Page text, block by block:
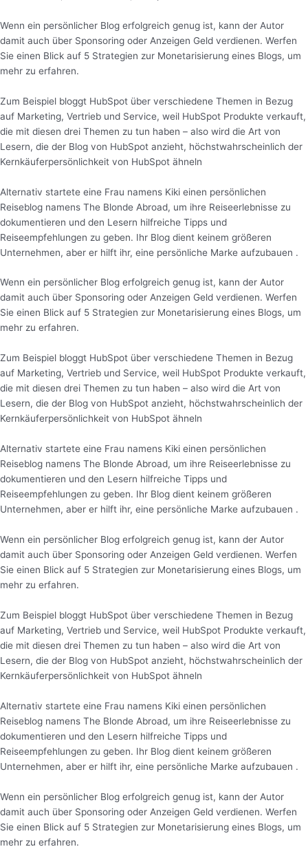
Wenn ein persönlicher Blog erfolgreich genug ist, kann der Autor
damit auch über Sponsoring oder Anzeigen Geld verdienen. Werfen
Sie einen Blick auf 5 Strategien zur Monetarisierung eines Blogs, um
mehr zu erfahren.
Zum Beispiel bloggt HubSpot über verschiedene Themen in Bezug
auf Marketing, Vertrieb und Service, weil HubSpot Produkte verkauft,
die mit diesen drei Themen zu tun haben – also wird die Art von
Lesern, die der Blog von HubSpot anzieht, höchstwahrscheinlich der
Kernkäuferpersönlichkeit von HubSpot ähneln
Alternativ startete eine Frau namens Kiki einen persönlichen
Reiseblog namens The Blonde Abroad, um ihre Reiseerlebnisse zu
dokumentieren und den Lesern hilfreiche Tipps und
Reiseempfehlungen zu geben. Ihr Blog dient keinem größeren
Unternehmen, aber er hilft ihr, eine persönliche Marke aufzubauen .
Wenn ein persönlicher Blog erfolgreich genug ist, kann der Autor
damit auch über Sponsoring oder Anzeigen Geld verdienen. Werfen
Sie einen Blick auf 5 Strategien zur Monetarisierung eines Blogs, um
mehr zu erfahren.
Zum Beispiel bloggt HubSpot über verschiedene Themen in Bezug
auf Marketing, Vertrieb und Service, weil HubSpot Produkte verkauft,
die mit diesen drei Themen zu tun haben – also wird die Art von
Lesern, die der Blog von HubSpot anzieht, höchstwahrscheinlich der
Kernkäuferpersönlichkeit von HubSpot ähneln
Alternativ startete eine Frau namens Kiki einen persönlichen
Reiseblog namens The Blonde Abroad, um ihre Reiseerlebnisse zu
dokumentieren und den Lesern hilfreiche Tipps und
Reiseempfehlungen zu geben. Ihr Blog dient keinem größeren
Unternehmen, aber er hilft ihr, eine persönliche Marke aufzubauen .
Wenn ein persönlicher Blog erfolgreich genug ist, kann der Autor
damit auch über Sponsoring oder Anzeigen Geld verdienen. Werfen
Sie einen Blick auf 5 Strategien zur Monetarisierung eines Blogs, um
mehr zu erfahren.
Zum Beispiel bloggt HubSpot über verschiedene Themen in Bezug
auf Marketing, Vertrieb und Service, weil HubSpot Produkte verkauft,
die mit diesen drei Themen zu tun haben – also wird die Art von
Lesern, die der Blog von HubSpot anzieht, höchstwahrscheinlich der
Kernkäuferpersönlichkeit von HubSpot ähneln
Alternativ startete eine Frau namens Kiki einen persönlichen
Reiseblog namens The Blonde Abroad, um ihre Reiseerlebnisse zu
dokumentieren und den Lesern hilfreiche Tipps und
Reiseempfehlungen zu geben. Ihr Blog dient keinem größeren
Unternehmen, aber er hilft ihr, eine persönliche Marke aufzubauen .
Wenn ein persönlicher Blog erfolgreich genug ist, kann der Autor
damit auch über Sponsoring oder Anzeigen Geld verdienen. Werfen
Sie einen Blick auf 5 Strategien zur Monetarisierung eines Blogs, um
mehr zu erfahren.